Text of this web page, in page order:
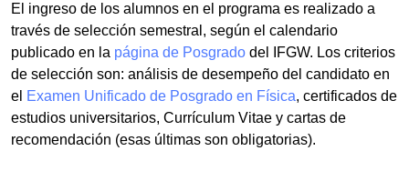
El ingreso de los alumnos en el programa es realizado a
través de selección semestral, según el calendario
publicado en la página de Posgrado del IFGW. Los criterios
de selección son: análisis de desempeño del candidato en
el Examen Unificado de Posgrado en Física, certificados de
estudios universitarios, Currículum Vitae y cartas de
recomendación (esas últimas son obligatorias).